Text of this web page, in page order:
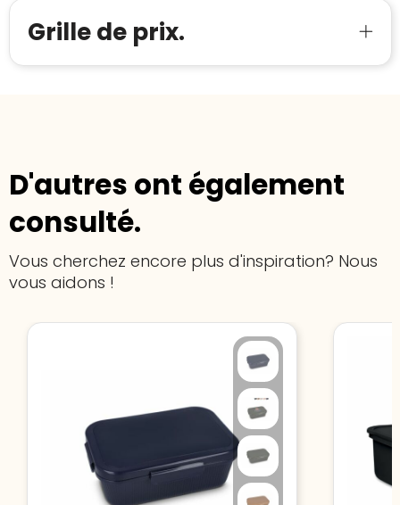
Grille de prix.
D'autres ont également
consulté.
Vous cherchez encore plus d'inspiration? Nous
vous aidons !
starten